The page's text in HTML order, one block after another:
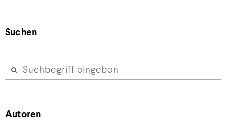
Suchen
Autoren